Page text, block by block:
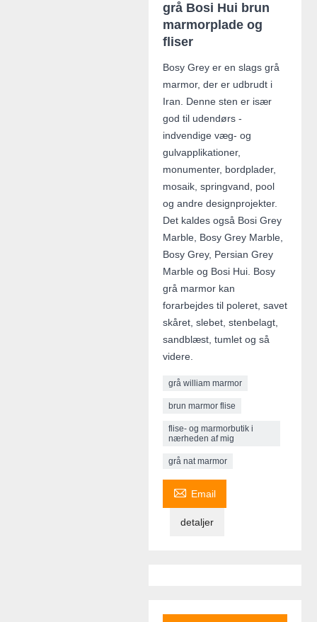
grå Bosi Hui brun
marmorplade og
fliser
Bosy Grey er en slags grå
marmor, der er udbrudt i
Iran. Denne sten er især
god til udendørs -
indvendige væg- og
gulvapplikationer,
monumenter, bordplader,
mosaik, springvand, pool
og andre designprojekter.
Det kaldes også Bosi Grey
Marble, Bosy Grey Marble,
Bosy Grey, Persian Grey
Marble og Bosi Hui. Bosy
grå marmor kan
forarbejdes til poleret, savet
skåret, slebet, stenbelagt,
sandblæst, tumlet og så
videre.
grå william marmor
brun marmor flise
flise- og marmorbutik i
nærheden af ​​mig
grå nat marmor
 Email
detaljer